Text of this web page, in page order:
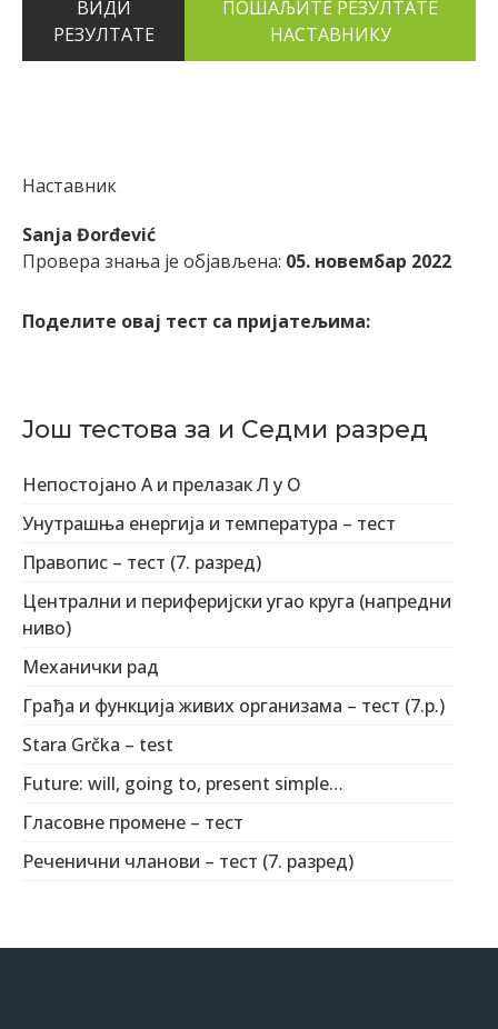
ВИДИ
РЕЗУЛТАТЕ
Наставник
Sanja Đorđević
Провера знања је објављена: 05. новембар 2022
Поделите овај тест са пријатељима:
Још тестова за и Седми разред
Непостојано А и прелазак Л у О
Унутрашња енергија и температура – тест
Правопис – тест (7. разред)
Централни и периферијски угао круга (напредни
ниво)
Механички рад
Грађа и функција живих организама – тест (7.р.)
Stara Grčka – test
Future: will, going to, present simple…
Гласовне промене – тест
Реченични чланови – тест (7. разред)